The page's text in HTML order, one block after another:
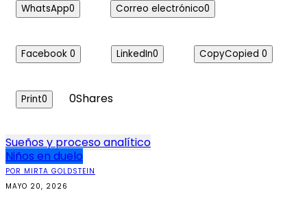
WhatsApp0 Correo electrónico0
Facebook 0 LinkedIn0 CopyCopied 0
Print0 0Shares
Navegación
de
entradas
Sueños y proceso analítico
Niños en duelo
POR MIRTA GOLDSTEIN
MAYO 20, 2026